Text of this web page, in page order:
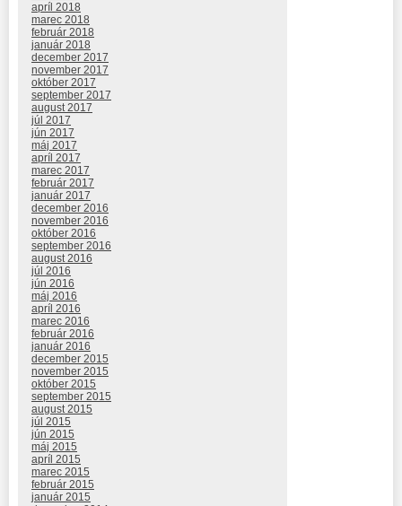
apríl 2018
marec 2018
február 2018
január 2018
december 2017
november 2017
október 2017
september 2017
august 2017
júl 2017
jún 2017
máj 2017
apríl 2017
marec 2017
február 2017
január 2017
december 2016
november 2016
október 2016
september 2016
august 2016
júl 2016
jún 2016
máj 2016
apríl 2016
marec 2016
február 2016
január 2016
december 2015
november 2015
október 2015
september 2015
august 2015
júl 2015
jún 2015
máj 2015
apríl 2015
marec 2015
február 2015
január 2015